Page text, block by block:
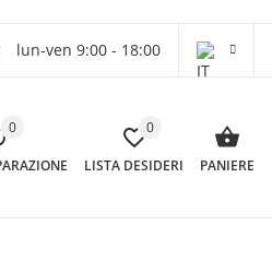
lun-ven 9:00 - 18:00
0 0
LISTA DESIDERI PANIERE